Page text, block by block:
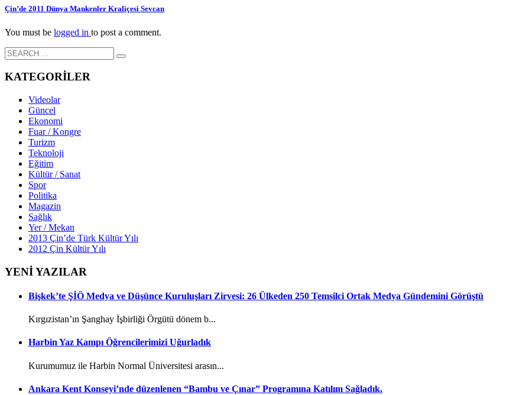
Çin’de 2011 Dünya Mankenler Kraliçesi Sevcan
You must be logged in to post a comment.
KATEGORİLER
Videolar
Güncel
Ekonomi
Fuar / Kongre
Turizm
Teknoloji
Eğitim
Kültür / Sanat
Spor
Politika
Magazin
Sağlık
Yer / Mekan
2013 Çin’de Türk Kültür Yılı
2012 Çin Kültür Yılı
YENİ YAZILAR
Bişkek’te ŞİÖ Medya ve Düşünce Kuruluşları Zirvesi: 26 Ülkeden 250 Temsilci Ortak Medya Gündemini Görüştü
Kırgızistan’ın Şanghay İşbirliği Örgütü dönem b...
Harbin Yaz Kampı Öğrencilerimizi Uğurladık
Kurumumuz ile Harbin Normal Üniversitesi arasın...
Ankara Kent Konseyi’nde düzenlenen “Bambu ve Çınar” Programına Katılım Sağladık.